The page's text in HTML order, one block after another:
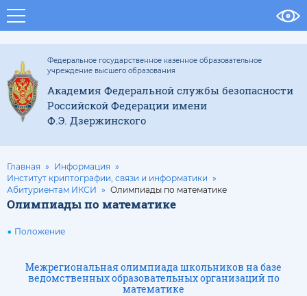
Федеральное государственное казенное образовательное
учреждение высшего образования
Академия Федеральной службы безопасности
Российской Федерации имени
Ф.Э. Дзержинского
Главная
Информация
Институт криптографии, связи и информатики
Абитуриентам ИКСИ
Олимпиады по математике
Олимпиады по математике
Положение
Межрегиональная олимпиада школьников на базе
ведомственных образовательных организаций по
математике